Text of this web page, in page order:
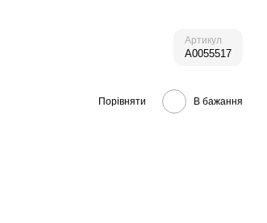
Артикул
А0055517
Порівняти В бажання